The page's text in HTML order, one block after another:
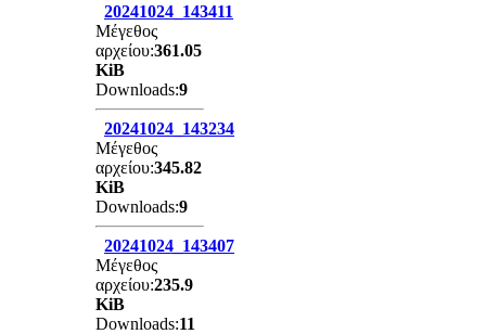
20241024_143411
Μέγεθος
αρχείου:361.05
KiB
Downloads:9
20241024_143234
Μέγεθος
αρχείου:345.82
KiB
Downloads:9
20241024_143407
Μέγεθος
αρχείου:235.9
KiB
Downloads:11